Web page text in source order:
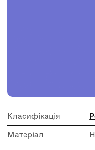
Класифікація
Матеріал